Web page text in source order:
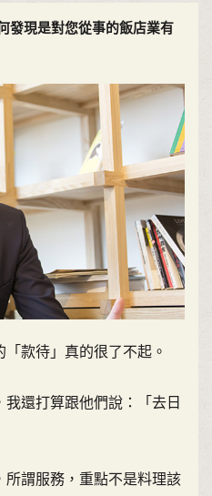
發現是對您從事的飯店業有
款待」真的很了不起。
還打算跟他們說：「去日
謂服務，重點不是料理該